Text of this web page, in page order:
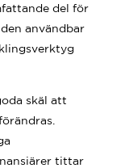
del för
användbar
skäl att
tittar